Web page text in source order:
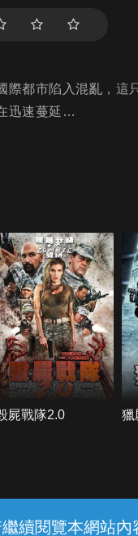
續閱覽本網站
際都市陷入混亂，
迅速蔓延…
屍戰隊2.0 獵
條款 隱私權保護